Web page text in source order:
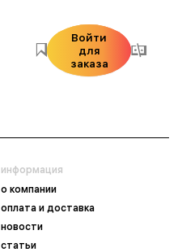
Войти
для
заказа
информация
о компании
оплата и доставка
новости
статьи